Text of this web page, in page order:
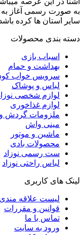
به صورت رسمی آغاز به
سایر استان ها کرده
دسته بندی محصولات
اسباب بازی
بهداشت و حمام
سرویس خواب
لباس و پوشاک
لوازم شخصی
لوازم غذاخوری
ملزومات گردش
مینی واش
ماشین و موتور
محصولات بادی
ست رسمی نوزاد
لباس راحتی نوزاد
لینک های کاربری
لیست علاقه
قوانین و مقررات
تماس با ما
ورود به سایت